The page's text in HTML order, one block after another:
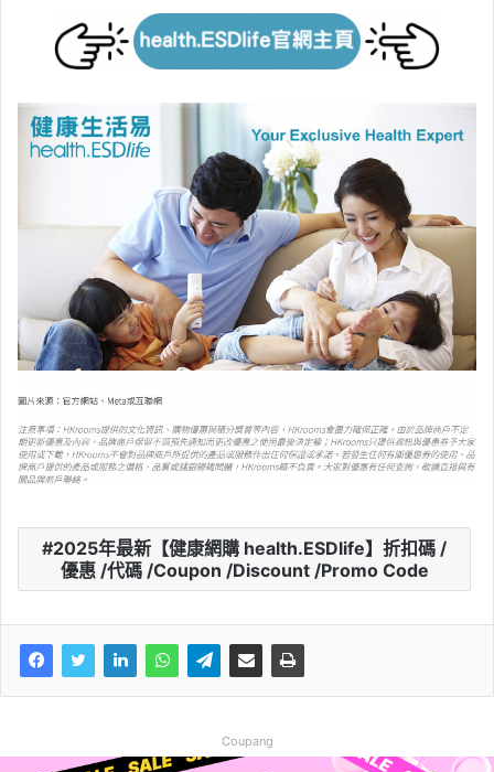
2025年最新【健康網購 health.ESDlife】折扣碼 /
優惠 /代碼 /Coupon /Discount /Promo Code
Coupang